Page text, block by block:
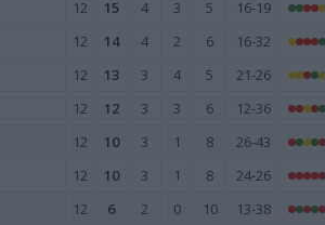
12 15 4 3 5 16-19
12 14 4 2 6 16-32
12 13 3 4 5 21-26
12 12 3 3 6 12-36
12 10 3 1 8 26-43
12 10 3 1 8 24-26
12 6 2 0 10 13-38